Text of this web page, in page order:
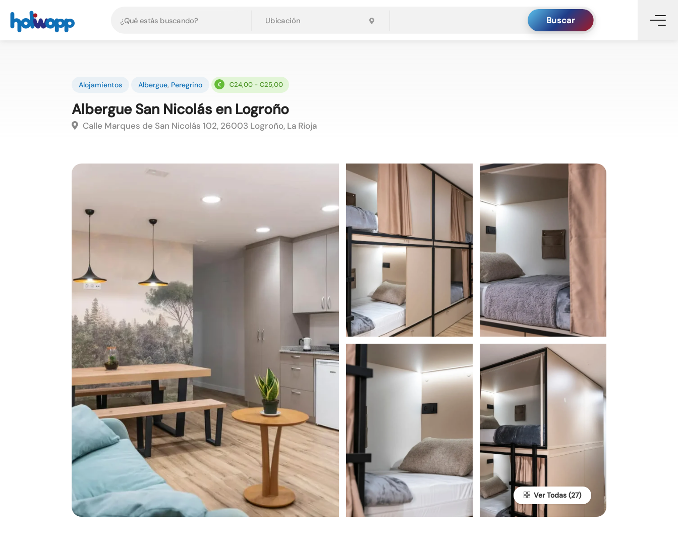
Buscar
Alojamientos Albergue, Peregrino €24,00 - €25,00
Albergue San Nicolás en Logroño
Calle Marques de San Nicolás 102, 26003 Logroño, La Rioja
Ver Todas